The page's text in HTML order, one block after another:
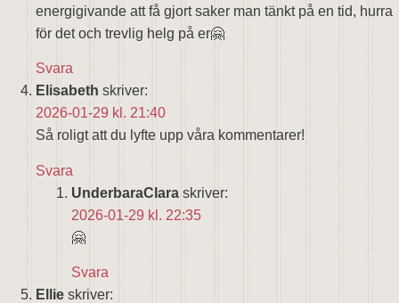
energigivande att få gjort saker man tänkt på en tid, hurra
för det och trevlig helg på er🤗
Svara
Elisabeth skriver:
2026-01-29 kl. 21:40
Så roligt att du lyfte upp våra kommentarer!
Svara
UnderbaraClara skriver:
2026-01-29 kl. 22:35
🤗
Svara
Ellie skriver: